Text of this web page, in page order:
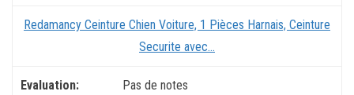
Redamancy Ceinture Chien Voiture, 1 Pièces Harnais, Ceinture
Securite avec...
Pas de notes